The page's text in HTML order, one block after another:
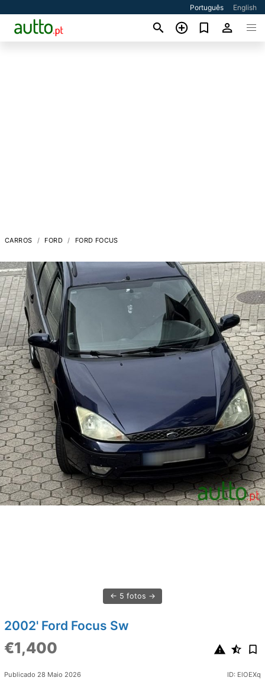
Português English
CARROS FORD FORD FOCUS
5 fotos
2002' Ford Focus Sw
€1,400
Publicado 28 Maio 2026 ID: ElOEXq